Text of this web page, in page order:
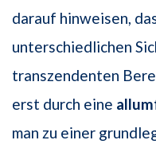
darauf hinweisen,
unterschiedlichen
transzendenten
erst durch eine
man zu einer